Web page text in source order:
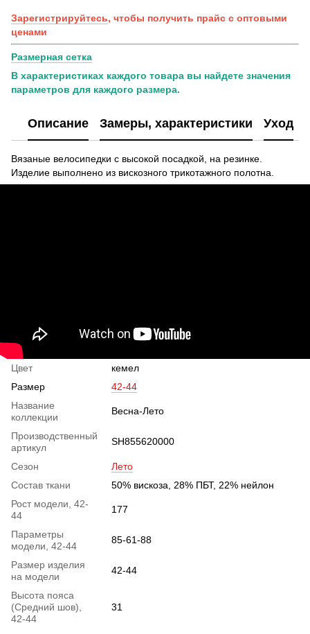
Зарегистрируйтесь, чтобы получить прайс с оптовыми
ценами
Размерная сетка
В характеристиках каждого товара вы найдете значения
параметров для каждого размера.
Описание Замеры, характеристики Уход
Вязаные велосипедки с высокой посадкой, на резинке.
Изделие выполнено из вискозного трикотажного полотна.
Цвет
кемел
Размер
42-44
Название
коллекции
Весна-Лето
Производственный
артикул
SH855620000
Сезон
Лето
Состав ткани
50% вискоза, 28% ПБТ, 22% нейлон
Рост модели, 42-
44
177
Параметры
модели, 42-44
85-61-88
Размер изделия
на модели
42-44
Высота пояса
(Средний шов),
42-44
31